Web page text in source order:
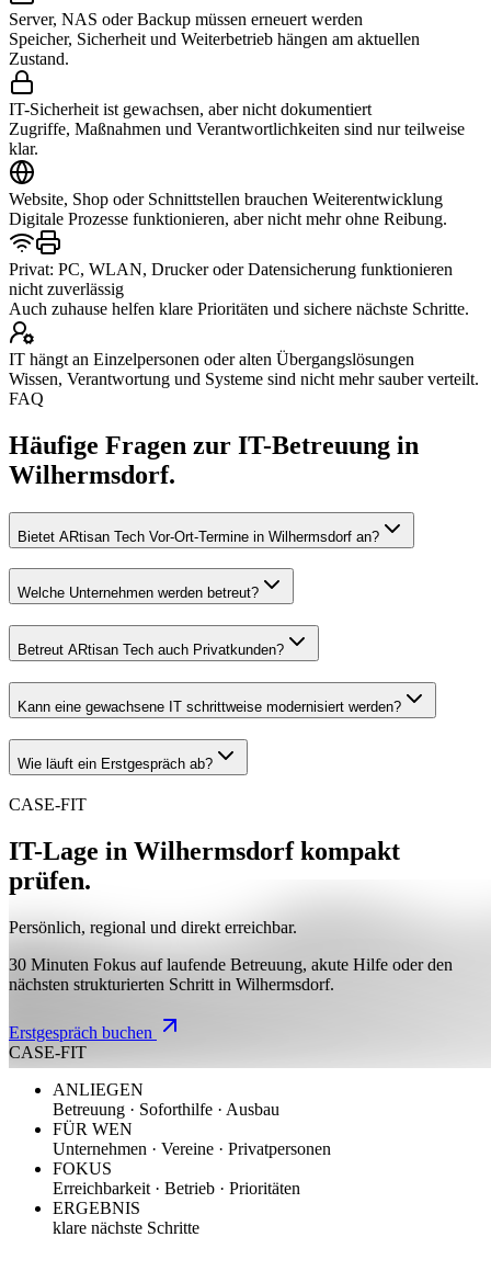
Server, NAS oder Backup müssen erneuert werden
Speicher, Sicherheit und Weiterbetrieb hängen am aktuellen
Zustand.
IT-Sicherheit ist gewachsen, aber nicht dokumentiert
Zugriffe, Maßnahmen und Verantwortlichkeiten sind nur teilweise
klar.
Website, Shop oder Schnittstellen brauchen Weiterentwicklung
Digitale Prozesse funktionieren, aber nicht mehr ohne Reibung.
Privat: PC, WLAN, Drucker oder Datensicherung funktionieren
nicht zuverlässig
Auch zuhause helfen klare Prioritäten und sichere nächste Schritte.
IT hängt an Einzelpersonen oder alten Übergangslösungen
Wissen, Verantwortung und Systeme sind nicht mehr sauber verteilt.
FAQ
Häufige Fragen zur IT-Betreuung in
Wilhermsdorf.
Bietet ARtisan Tech Vor-Ort-Termine in Wilhermsdorf an?
Welche Unternehmen werden betreut?
Betreut ARtisan Tech auch Privatkunden?
Kann eine gewachsene IT schrittweise modernisiert werden?
Wie läuft ein Erstgespräch ab?
CASE-FIT
IT-Lage in Wilhermsdorf kompakt
prüfen.
Persönlich, regional und direkt erreichbar.
30 Minuten Fokus auf laufende Betreuung, akute Hilfe oder den
nächsten strukturierten Schritt in Wilhermsdorf.
Erstgespräch buchen
CASE-FIT
ANLIEGEN
Betreuung · Soforthilfe · Ausbau
FÜR WEN
Unternehmen · Vereine · Privatpersonen
FOKUS
Erreichbarkeit · Betrieb · Prioritäten
ERGEBNIS
klare nächste Schritte